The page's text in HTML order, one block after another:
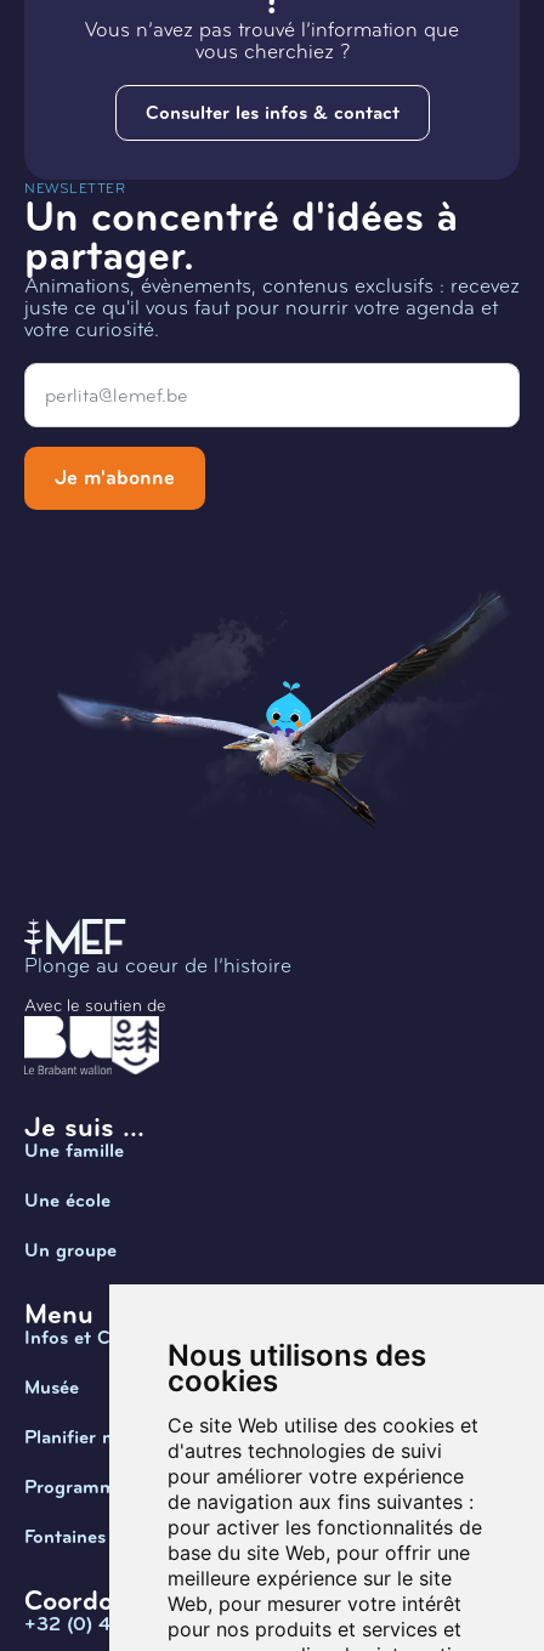
Nous utilisons des
cookies
Ce site Web utilise des cookies et
d'autres technologies de suivi
pour améliorer votre expérience
de navigation aux fins suivantes :
pour activer les fonctionnalités de
base du site Web, pour offrir une
meilleure expérience sur le site
Web, pour mesurer votre intérêt
pour nos produits et services et
Vous n’avez pas trouvé l’information que
vous cherchiez ?
Consulter les infos & contact
NEWSLETTER
Un concentré d'idées à
partager.
Animations, évènements, contenus exclusifs : recevez
juste ce qu'il vous faut pour nourrir votre agenda et
votre curiosité.
Email
Je m'abonne
Plonge au coeur de l’histoire
Avec le soutien de
Je suis ...
Une famille
Une école
Un groupe
Menu
Infos et Contact
Musée
Planifier ma visite
Programmation
Fontaines de Belgique
Coordonnées
+32 (0) 470 / 67.20.55